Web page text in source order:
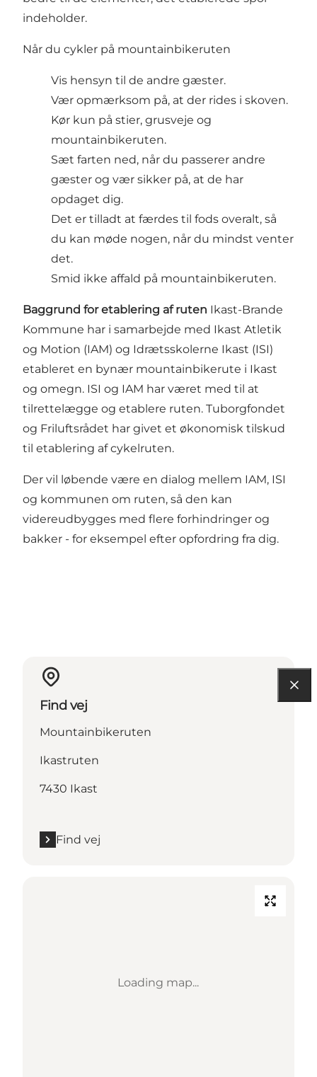
indeholder.
Når du cykler på mountainbikeruten
Vis hensyn til de andre gæster.
Vær opmærksom på, at der rides i skoven.
Kør kun på stier, grusveje og
mountainbikeruten.
Sæt farten ned, når du passerer andre
gæster og vær sikker på, at de har
opdaget dig.
Det er tilladt at færdes til fods overalt, så
du kan møde nogen, når du mindst venter
det.
Smid ikke affald på mountainbikeruten.
Baggrund for etablering af ruten Ikast-Brande
Kommune har i samarbejde med Ikast Atletik
og Motion (IAM) og Idrætsskolerne Ikast (ISI)
etableret en bynær mountainbikerute i Ikast
og omegn. ISI og IAM har været med til at
tilrettelægge og etablere ruten. Tuborgfondet
og Friluftsrådet har givet et økonomisk tilskud
til etablering af cykelruten.
Der vil løbende være en dialog mellem IAM, ISI
og kommunen om ruten, så den kan
videreudbygges med flere forhindringer og
bakker - for eksempel efter opfordring fra dig.
Find vej
Mountainbikeruten
Ikastruten
7430 Ikast
Find vej
Loading map...